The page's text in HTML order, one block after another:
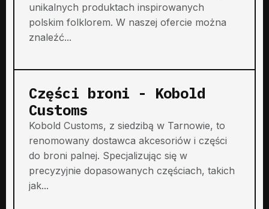
unikalnych produktach inspirowanych
polskim folklorem. W naszej ofercie można
znaleźć...
Części broni - Kobold
Customs
Kobold Customs, z siedzibą w Tarnowie, to
renomowany dostawca akcesoriów i części
do broni palnej. Specjalizując się w
precyzyjnie dopasowanych częściach, takich
jak...